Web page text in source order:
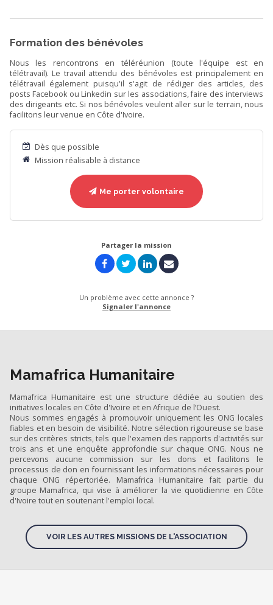
Formation des bénévoles
Nous les rencontrons en téléréunion (toute l'équipe est en
télétravail). Le travail attendu des bénévoles est principalement en
télétravail également puisqu'il s'agit de rédiger des articles, des
posts Facebook ou Linkedin sur les associations, faire des interviews
des dirigeants etc. Si nos bénévoles veulent aller sur le terrain, nous
facilitons leur venue en Côte d'Ivoire.
Dès que possible
Mission réalisable à distance
Me porter volontaire
Partager la mission
Un problème avec cette annonce ?
Signaler l'annonce
Mamafrica Humanitaire
Mamafrica Humanitaire est une structure dédiée au soutien des
initiatives locales en Côte d'Ivoire et en Afrique de l’Ouest.
Nous sommes engagés à promouvoir uniquement les ONG locales
fiables et en besoin de visibilité. Notre sélection rigoureuse se base
sur des critères stricts, tels que l'examen des rapports d'activités sur
trois ans et une enquête approfondie sur chaque ONG. Nous ne
percevons aucune commission sur les dons et facilitons le
processus de don en fournissant les informations nécessaires pour
chaque ONG répertoriée. Mamafrica Humanitaire fait partie du
groupe Mamafrica, qui vise à améliorer la vie quotidienne en Côte
d'Ivoire tout en soutenant l'emploi local.
VOIR LES AUTRES MISSIONS DE L'ASSOCIATION